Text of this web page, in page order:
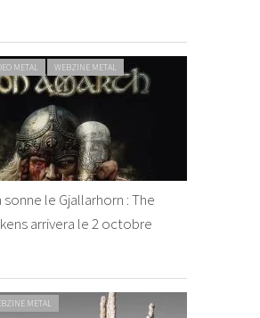
METAL WEBZINE METAL
le Gjallarhorn : The
arrivera le 2 octobre
METAL